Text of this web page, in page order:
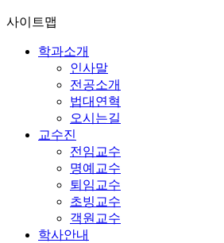
사이트맵
학과소개
인사말
전공소개
법대연혁
오시는길
교수진
전임교수
명예교수
퇴임교수
초빙교수
객원교수
학사안내